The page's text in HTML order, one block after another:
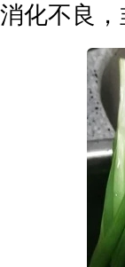
消化不良